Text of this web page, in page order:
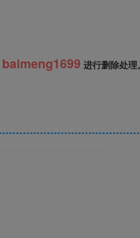
baimeng1699 进行删除处理。